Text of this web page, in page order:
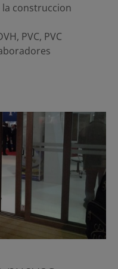
la construccion
, PVC, PVC